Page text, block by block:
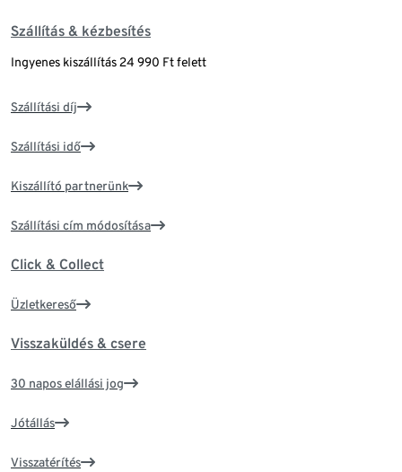
Szállítás & kézbesítés
Ingyenes kiszállítás 24 990 Ft felett
Szállítási díj
Szállítási idő
Kiszállító partnerünk
Szállítási cím módosítása
Click & Collect
Üzletkereső
Visszaküldés & csere
30 napos elállási jog
Jótállás
Visszatérítés